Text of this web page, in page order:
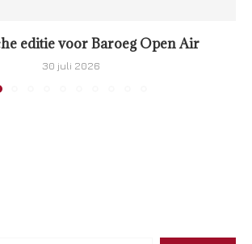
editie voor Baroeg Open Air
30 juli 2026